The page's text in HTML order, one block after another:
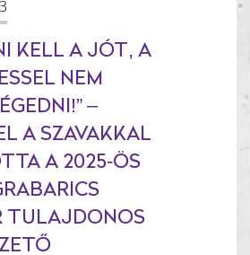
KELL A JÓT, A
NEM
–
A SZAVAKKAL
A 2025-ÖS
TULAJDONOS